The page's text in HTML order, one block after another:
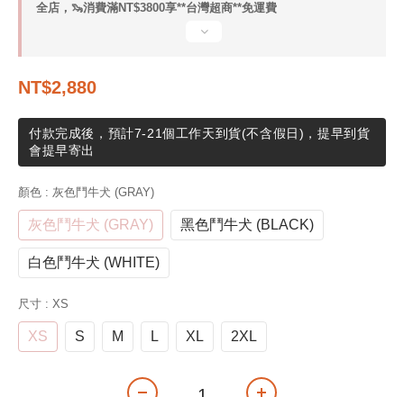
全店，🦦消費滿NT$3800享**台灣超商**免運費
NT$2,880
付款完成後，預計7-21個工作天到貨(不含假日)，提早到貨
會提早寄出
顏色 : 灰色鬥牛犬 (GRAY)
灰色鬥牛犬 (GRAY) 黑色鬥牛犬 (BLACK)
白色鬥牛犬 (WHITE)
尺寸 : XS
XS S M L XL 2XL